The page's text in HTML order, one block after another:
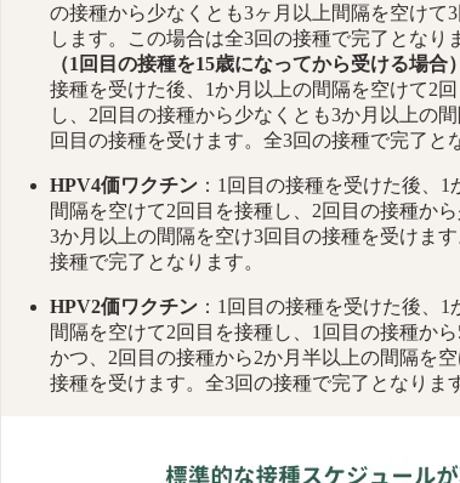
の接種から少なくとも3ヶ月以上間隔を空けて
します。この場合は全3回の接種で完了となり
（1回目の接種を15歳になってから受ける場合）
接種を受けた後、1か月以上の間隔を空けて2
し、2回目の接種から少なくとも3か月以上の
回目の接種を受けます。全3回の接種で完了と
HPV4価ワクチン：1回目の接種を受けた後、1
間隔を空けて2回目を接種し、2回目の接種か
3か月以上の間隔を空け3回目の接種を受けま
接種で完了となります。
HPV2価ワクチン：1回目の接種を受けた後、1
間隔を空けて2回目を接種し、1回目の接種か
かつ、2回目の接種から2か月半以上の間隔を
接種を受けます。全3回の接種で完了となりま